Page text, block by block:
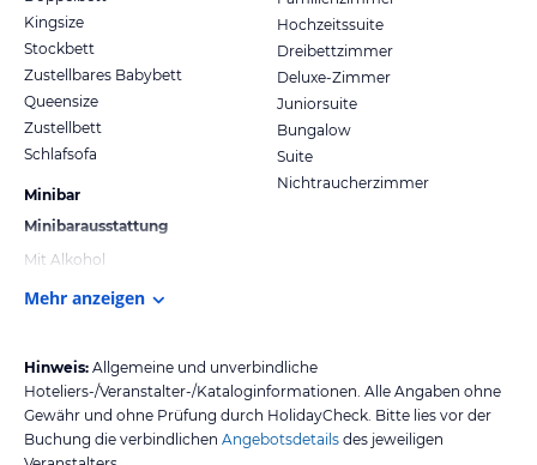
Kingsize
Stockbett
Zustellbares Babybett
Queensize
Zustellbett
Schlafsofa
Minibar
Minibarausstattung
Mit Alkohol
Hochzeitssuite
Dreibettzimmer
Deluxe-Zimmer
Juniorsuite
Bungalow
Suite
Nichtraucherzimmer
Mehr anzeigen
Hinweis: Allgemeine und unverbindliche
Hoteliers-/Veranstalter-/Kataloginformationen. Alle Angaben ohne
Gewähr und ohne Prüfung durch HolidayCheck. Bitte lies vor der
Buchung die verbindlichen Angebotsdetails des jeweiligen